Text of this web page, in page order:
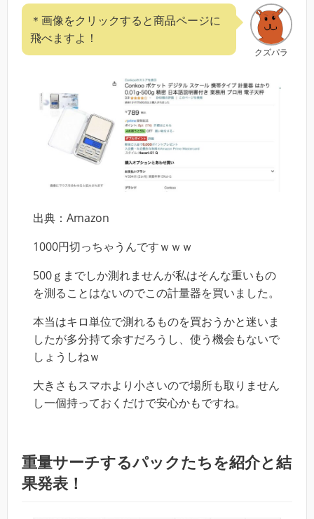
クズパラ
＊画像をクリックすると商品ページに
飛べますよ！
出典：Amazon
1000円切っちゃうんですｗｗｗ
500ｇまでしか測れませんが私はそんな重いもの
を測ることはないのでこの計量器を買いました。
本当はキロ単位で測れるものを買おうかと迷いま
したが多分持て余すだろうし、使う機会もないで
しょうしねｗ
大きさもスマホより小さいので場所も取りません
し一個持っておくだけで安心かもですね。
重量サーチするパックたちを紹介と結
果発表！